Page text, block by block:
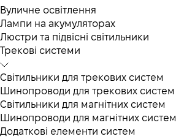
Вуличне освітлення
Лампи на акумуляторах
Люстри та підвісні світильники
Трекові системи
Світильники для трекових систем
Шинопроводи для трекових систем
Світильники для магнітних систем
Шинопроводи для магнітних систем
Додаткові елементи систем